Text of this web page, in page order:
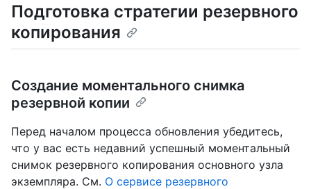
Подготовка стратегии резервного
копирования
Создание моментального снимка
резервной копии
Перед началом процесса обновления убедитесь,
что у вас есть недавний успешный моментальный
снимок резервного копирования основного узла
экземпляра. См. О сервисе резервного